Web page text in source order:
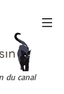
du canal